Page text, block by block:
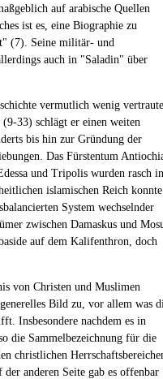
auf arabische Quellen
ist es, eine Biographie zu
(7). Seine militär- und
auch in "Saladin" über
vermutlich wenig
33) schlägt er einen weiten
bis hin zur Gründung der
Das Fürstentum
und Tripolis wurden rasch in
islamischen Reich konnte
System wechselnder
zwischen Damaskus und
auf dem Kalifenthron, doch
von Christen und Muslimen
Bild zu, vor allem was
Insbesondere nachdem es in
die Sammelbezeichnung für die
christlichen
anderen Seite gab es offenbar